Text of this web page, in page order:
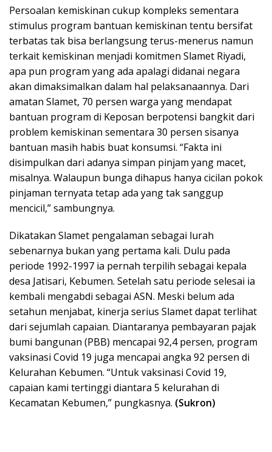
Persoalan kemiskinan cukup kompleks sementara
stimulus program bantuan kemiskinan tentu bersifat
terbatas tak bisa berlangsung terus-menerus namun
terkait kemiskinan menjadi komitmen Slamet Riyadi,
apa pun program yang ada apalagi didanai negara
akan dimaksimalkan dalam hal pelaksanaannya. Dari
amatan Slamet, 70 persen warga yang mendapat
bantuan program di Keposan berpotensi bangkit dari
problem kemiskinan sementara 30 persen sisanya
bantuan masih habis buat konsumsi. “Fakta ini
disimpulkan dari adanya simpan pinjam yang macet,
misalnya. Walaupun bunga dihapus hanya cicilan pokok
pinjaman ternyata tetap ada yang tak sanggup
mencicil,” sambungnya.
Dikatakan Slamet pengalaman sebagai lurah
sebenarnya bukan yang pertama kali. Dulu pada
periode 1992-1997 ia pernah terpilih sebagai kepala
desa Jatisari, Kebumen. Setelah satu periode selesai ia
kembali mengabdi sebagai ASN. Meski belum ada
setahun menjabat, kinerja serius Slamet dapat terlihat
dari sejumlah capaian. Diantaranya pembayaran pajak
bumi bangunan (PBB) mencapai 92,4 persen, program
vaksinasi Covid 19 juga mencapai angka 92 persen di
Kelurahan Kebumen. “Untuk vaksinasi Covid 19,
capaian kami tertinggi diantara 5 kelurahan di
Kecamatan Kebumen,” pungkasnya. (Sukron)